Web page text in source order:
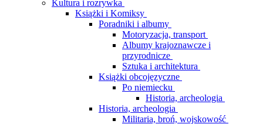
Kultura i rozrywka
Książki i Komiksy
Poradniki i albumy
Motoryzacja, transport
Albumy krajoznawcze i
przyrodnicze
Sztuka i architektura
Książki obcojęzyczne
Po niemiecku
Historia, archeologia
Historia, archeologia
Militaria, broń, wojskowość